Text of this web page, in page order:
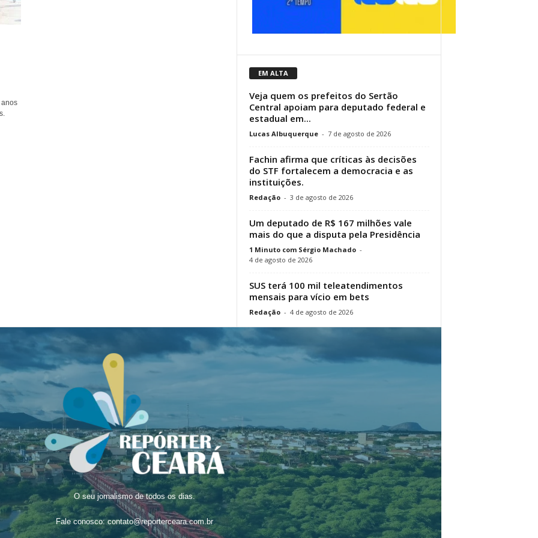
EM ALTA
Veja quem os prefeitos do Sertão
Central apoiam para deputado federal e
estadual em...
Lucas Albuquerque - 7 de agosto de 2026
Fachin afirma que críticas às decisões
do STF fortalecem a democracia e as
instituições.
Redação - 3 de agosto de 2026
Um deputado de R$ 167 milhões vale
mais do que a disputa pela Presidência
1 Minuto com Sérgio Machado -
4 de agosto de 2026
SUS terá 100 mil teleatendimentos
mensais para vício em bets
Redação - 4 de agosto de 2026
O seu jornalismo de todos os dias.
Fale conosco:contato@reporterceara.com.br